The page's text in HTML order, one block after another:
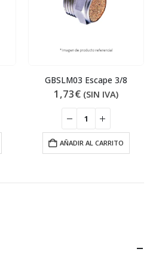
GBSLM03 Escape 3/8
1,73€ (SIN IVA)
AÑADIR AL CARRITO